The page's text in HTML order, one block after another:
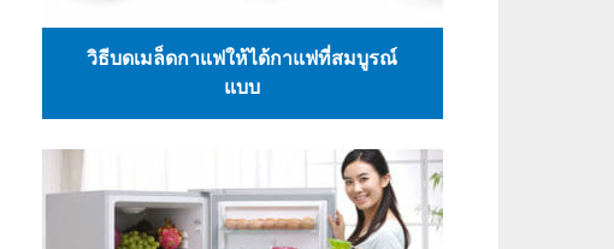
วิธีบดเมล็ดกาแฟให้ได้กาแฟที่สมบูรณ์
แบบ